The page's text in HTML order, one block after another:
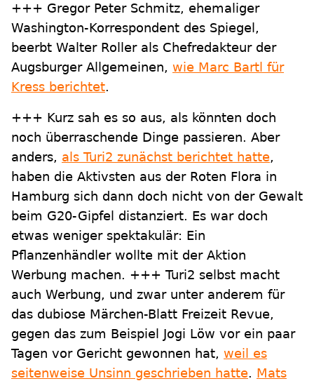
+++ Gregor Peter Schmitz, ehemaliger
Washington-Korrespondent des Spiegel,
beerbt Walter Roller als Chefredakteur der
Augsburger Allgemeinen, wie Marc Bartl für
Kress berichtet.
+++ Kurz sah es so aus, als könnten doch
noch überraschende Dinge passieren. Aber
anders, als Turi2 zunächst berichtet hatte,
haben die Aktivsten aus der Roten Flora in
Hamburg sich dann doch nicht von der Gewalt
beim G20-Gipfel distanziert. Es war doch
etwas weniger spektakulär: Ein
Pflanzenhändler wollte mit der Aktion
Werbung machen. +++ Turi2 selbst macht
auch Werbung, und zwar unter anderem für
das dubiose Märchen-Blatt Freizeit Revue,
gegen das zum Beispiel Jogi Löw vor ein paar
Tagen vor Gericht gewonnen hat, weil es
seitenweise Unsinn geschrieben hatte. Mats